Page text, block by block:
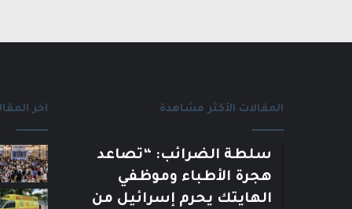
المقالات الأكثر مشاهدة
سلطة الضرائب: “تصاعد
هجرة الأطباء وموظفي
الهايتك يحرم إسرائيل من
اخر